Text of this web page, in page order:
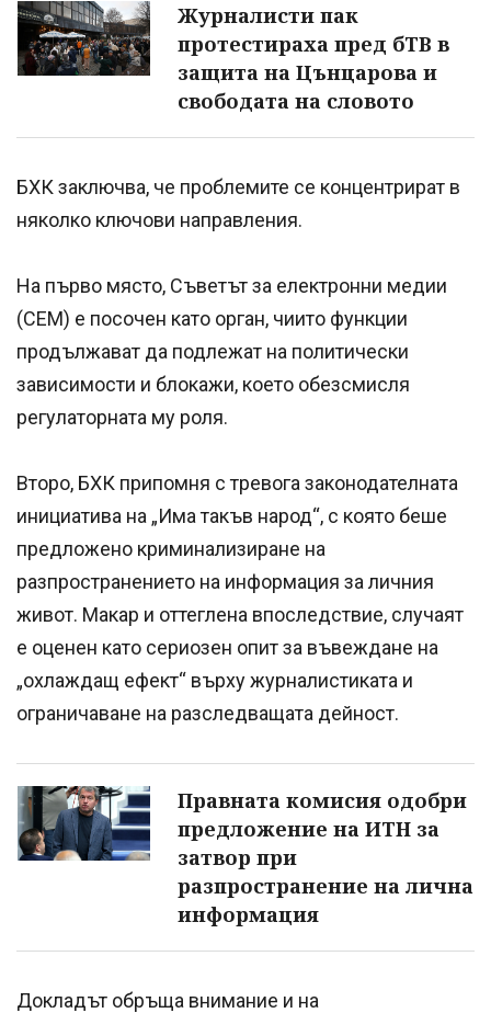
Журналисти пак
протестираха пред бТВ в
защита на Цънцарова и
свободата на словото
БХК заключва, че проблемите се концентрират в
няколко ключови направления.
На първо място, Съветът за електронни медии
(СЕМ) е посочен като орган, чиито функции
продължават да подлежат на политически
зависимости и блокажи, което обезсмисля
регулаторната му роля.
Второ, БХК припомня с тревога законодателната
инициатива на „Има такъв народ“, с която беше
предложено криминализиране на
разпространението на информация за личния
живот. Макар и оттеглена впоследствие, случаят
е оценен като сериозен опит за въвеждане на
„охлаждащ ефект“ върху журналистиката и
ограничаване на разследващата дейност.
Правната комисия одобри
предложение на ИТН за
затвор при
разпространение на лична
информация
Докладът обръща внимание и на